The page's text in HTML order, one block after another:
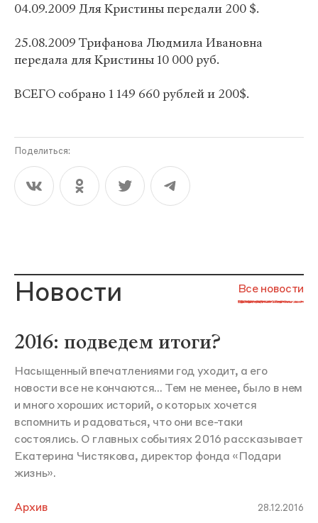
04.09.2009 Для Кристины передали 200 $.
25.08.2009 Трифанова Людмила Ивановна
передала для Кристины 10 000 руб.
ВСЕГО собрано 1 149 660 рублей и 200$.
Поделиться:
Новости Все новости
2016: подведем итоги?
Насыщенный впечатлениями год уходит, а его
новости все не кончаются... Тем не менее, было в нем
и много хороших историй, о которых хочется
вспомнить и радоваться, что они все-таки
состоялись. О главных событиях 2016 рассказывает
Екатерина Чистякова, директор фонда «Подари
жизнь».
Архив 28.12.2016